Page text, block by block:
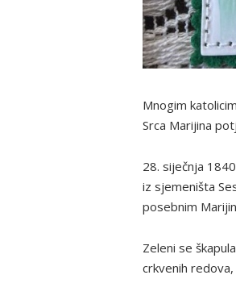
Mnogim
Srca Marijina
28. siječnja
iz sjemeništa
posebnim
Zeleni se
crkvenih